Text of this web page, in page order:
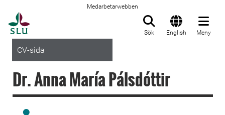
Medarbetarwebben
Sök English Meny
CV-sida
Dr. Anna María Pálsdóttir